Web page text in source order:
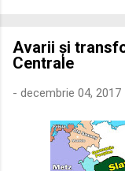
roman – în special a
țesutul urban și rural
precizie
Avarii și
Centrale
- decembrie 04, 2017